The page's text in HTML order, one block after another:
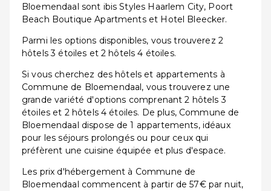
Bloemendaal sont ibis Styles Haarlem City, Poort
Beach Boutique Apartments et Hotel Bleecker.
Parmi les options disponibles, vous trouverez 2
hôtels 3 étoiles et 2 hôtels 4 étoiles.
Si vous cherchez des hôtels et appartements à
Commune de Bloemendaal, vous trouverez une
grande variété d'options comprenant 2 hôtels 3
étoiles et 2 hôtels 4 étoiles. De plus, Commune de
Bloemendaal dispose de 1 appartements, idéaux
pour les séjours prolongés ou pour ceux qui
préfèrent une cuisine équipée et plus d'espace.
Les prix d'hébergement à Commune de
Bloemendaal commencent à partir de 57€ par nuit,